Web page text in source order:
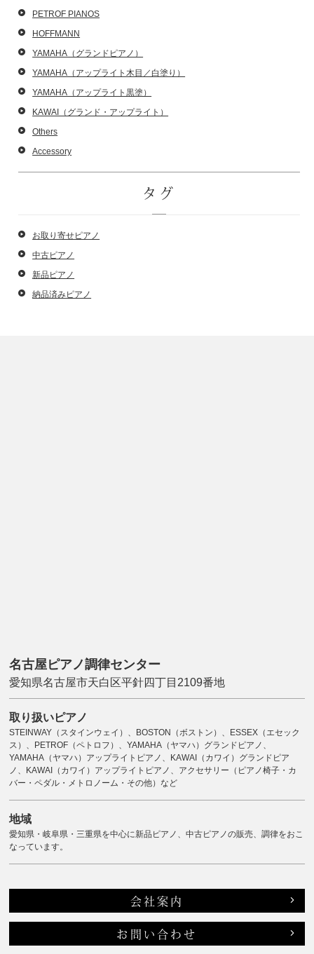
PETROF PIANOS
HOFFMANN
YAMAHA（グランドピアノ）
YAMAHA（アップライト木目／白塗り）
YAMAHA（アップライト黒塗）
KAWAI（グランド・アップライト）
Others
Accessory
タグ
お取り寄せピアノ
中古ピアノ
新品ピアノ
納品済みピアノ
名古屋ピアノ調律センター
愛知県名古屋市天白区平針四丁目2109番地
取り扱いピアノ
STEINWAY（スタインウェイ）、BOSTON（ボストン）、ESSEX（エセック
ス）、PETROF（ペトロフ）、YAMAHA（ヤマハ）グランドピアノ、
YAMAHA（ヤマハ）アップライトピアノ、KAWAI（カワイ）グランドピア
ノ、KAWAI（カワイ）アップライトピアノ、アクセサリー（ピアノ椅子・カ
バー・ペダル・メトロノーム・その他）など
地域
愛知県・岐阜県・三重県を中心に新品ピアノ、中古ピアノの販売、調律をおこ
なっています。
会社案内
お問い合わせ